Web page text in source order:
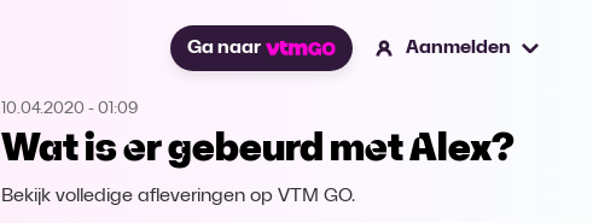
Ga naar Aanmelden
10.04.2020 - 01:09
Wat is er gebeurd met Alex?
Bekijk volledige afleveringen op VTM GO.